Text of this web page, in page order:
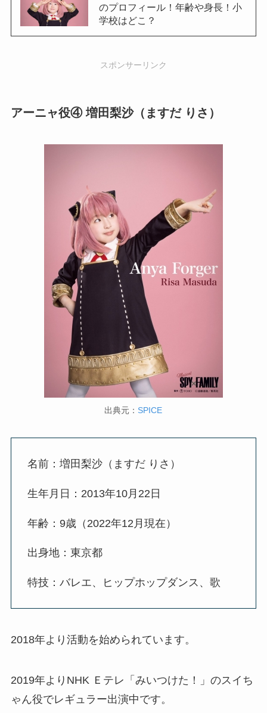
のプロフィール！年齢や身長！小
学校はどこ？
スポンサーリンク
アーニャ役④ 増田梨沙（ますだ りさ）
出典元： SPICE
名前：増田梨沙（ますだ りさ）
生年月日：2013年10月22日
年齢：9歳（2022年12月現在）
出身地：東京都
特技：バレエ、ヒップホップダンス、歌
2018年より活動を始められています。
2019年よりNHK Ｅテレ「みいつけた！」のスイち
ゃん役でレギュラー出演中です。